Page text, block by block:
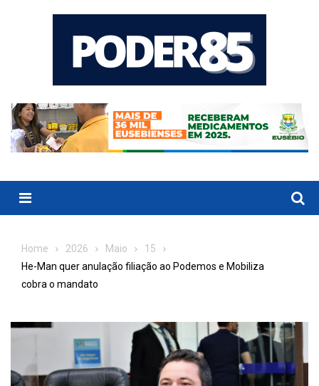
Menu
Home 2026 Maio
15
He-Man quer anulação filiação ao Podemos e Mobiliza
cobra o mandato